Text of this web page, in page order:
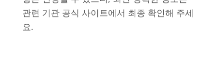
관련 기관 공식 사이트에서 최종 확인해 주세
요.